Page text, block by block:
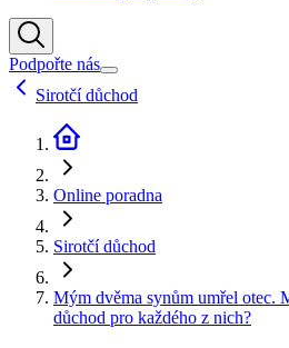
Podpořte nás
Sirotčí důchod
Online poradna
Sirotčí důchod
Mým dvěma synům umřel otec.
důchod pro každého z nich?